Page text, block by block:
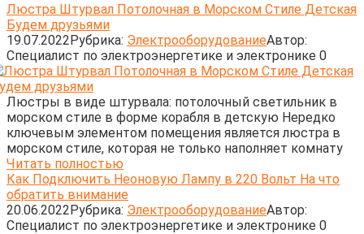
Люстра Штурвал Потолочная в Морском Стиле Детская
Будем друзьями
19.07.2022Рубрика: ЭлектрооборудованиеАвтор:
Cпециалист по электроэнергетике и электронике 0
Люстры в виде штурвала: потолочный светильник в
морском стиле в форме корабля в детскую Нередко
ключевым элементом помещения является люстра в
морском стиле, которая не только наполняет комнату
Читать полностью
Как Подключить Неоновую Лампу в 220 Вольт На что
обратить внимание
20.06.2022Рубрика: ЭлектрооборудованиеАвтор:
Cпециалист по электроэнергетике и электронике 0